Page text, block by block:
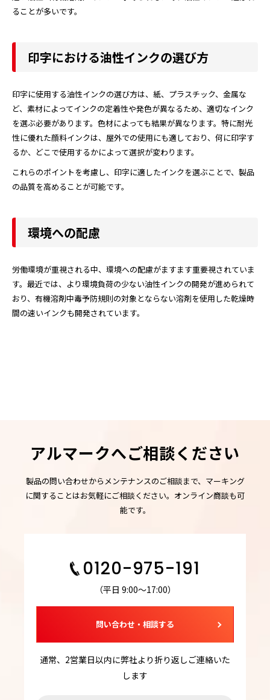
ることが多いです。
印字における油性インクの選び方
印字に使用する油性インクの選び方は、紙、プラスチック、金属な
ど、素材によってインクの定着性や発色が異なるため、適切なインク
を選ぶ必要があります。色材によっても結果が異なります。特に耐光
性に優れた顔料インクは、屋外での使用にも適しており、何に印字す
るか、どこで使用するかによって選択が変わります。
これらのポイントを考慮し、印字に適したインクを選ぶことで、製品
の品質を高めることが可能です。
環境への配慮
労働環境が重視される中、環境への配慮がますます重要視されていま
す。最近では、より環境負荷の少ない油性インクの開発が進められて
おり、有機溶剤中毒予防規則の対象とならない溶剤を使用した乾燥時
間の速いインクも開発されています。
アルマークへご相談ください
製品の問い合わせからメンテナンスのご相談まで、マーキング
に関することはお気軽にご相談ください。オンライン商談も可
能です。
0120-975-191
（平日 9:00～17:00）
問い合わせ・相談する
通常、2営業日以内に弊社より折り返しご連絡いた
します